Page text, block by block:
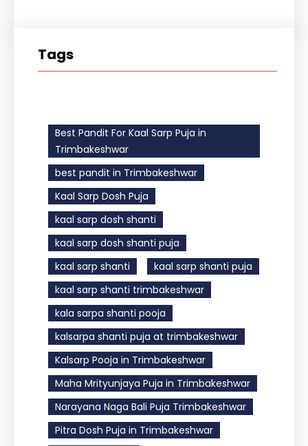
Tags
Best Pandit For Kaal Sarp Puja in
Trimbakeshwar
best pandit in Trimbakeshwar
Kaal Sarp Dosh Puja
kaal sarp dosh shanti
kaal sarp dosh shanti puja
kaal sarp shanti
kaal sarp shanti puja
kaal sarp shanti trimbakeshwar
kala sarpa shanti pooja
kalsarpa shanti puja at trimbakeshwar
Kalsarp Pooja in Trimbakeshwar
Maha Mrityunjaya Puja in Trimbakeshwar
Narayana Naga Bali Puja Trimbakeshwar
Pitra Dosh Puja in Trimbakeshwar